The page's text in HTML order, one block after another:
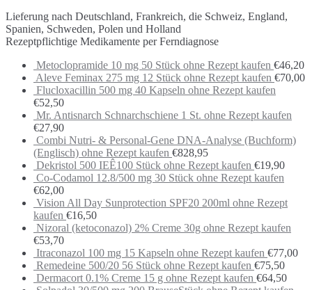
Lieferung nach Deutschland, Frankreich, die Schweiz, England,
Spanien, Schweden, Polen und Holland
Rezeptpflichtige Medikamente per Ferndiagnose
Metoclopramide 10 mg 50 Stück ohne Rezept kaufen €46,20
Aleve Feminax 275 mg 12 Stück ohne Rezept kaufen €70,00
Flucloxacillin 500 mg 40 Kapseln ohne Rezept kaufen
€52,50
Mr. Antisnarch Schnarchschiene 1 St. ohne Rezept kaufen
€27,90
Combi Nutri- & Personal-Gene DNA-Analyse (Buchform)
(Englisch) ohne Rezept kaufen €828,95
Dekristol 500 IEÊ100 Stück ohne Rezept kaufen €19,90
Co-Codamol 12.8/500 mg 30 Stück ohne Rezept kaufen
€62,00
Vision All Day Sunprotection SPF20 200ml ohne Rezept
kaufen €16,50
Nizoral (ketoconazol) 2% Creme 30g ohne Rezept kaufen
€53,70
Itraconazol 100 mg 15 Kapseln ohne Rezept kaufen €77,00
Remedeine 500/20 56 Stück ohne Rezept kaufen €75,50
Dermacort 0.1% Creme 15 g ohne Rezept kaufen €64,50